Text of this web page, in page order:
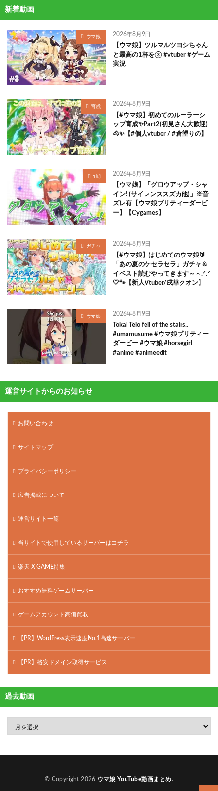
新着動画
ウマ娘 2026年8月9日
【ウマ娘】ツルマルツヨシちゃん
と最高の1杯を③ #vtuber #ゲーム
実況
育成 2026年8月9日
【#ウマ娘】初めてのルーラーシ
ップ育成✨Part2(初見さん大歓迎)
🐴✨【#個人vtuber / #倉望りの】
1期 2026年8月9日
【ウマ娘】「グロウアップ・シャ
イン! (サイレンススズカ他)」※音
ズレ有【ウマ娘プリティーダービ
ー】【Cygames】
ガチャ 2026年8月9日
【#ウマ娘】はじめてのウマ娘🔰
「あの夏のケセラセラ」ガチャ＆
イベスト読むやってきます～～.ᐟ.ᐟ
🤍🐾【新人Vtuber/戌華クオン】
ウマ娘 2026年8月9日
Tokai Teio fell of the stairs..
#umamusume #ウマ娘プリティー
ダービー #ウマ娘 #horsegirl
#anime #animeedit
運営サイトからのお知らせ
お問い合わせ
サイトマップ
プライバシーポリシー
広告掲載について
運営サイト一覧
当サイトで使用しているサーバーはコチラ
楽天 X GAME特集
おすすめ無料ゲームサーバー
ゲームアカウント高価買取
【PR】WordPress表示速度No.1高速サーバー
【PR】格安ドメイン取得サービス
過去動画
© Copyright 2026 ウマ娘 YouTube動画まとめ.